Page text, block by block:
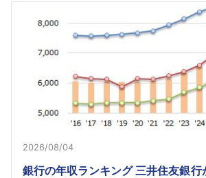
2026/08/04
銀行の年収ランキング 三井住友銀行